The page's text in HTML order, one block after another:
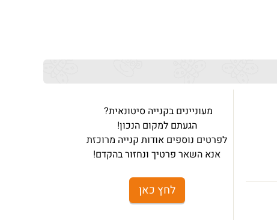
מעוניינים בקנייה סיטונאית?
הגעתם למקום הנכון!
לפרטים נוספים אודות קנייה מרוכזת
אנא השאר פרטיך ונחזור בהקדם!
לחץ כאן